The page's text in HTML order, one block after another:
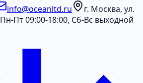
info@oceanltd.ru
г. Москва, ул.
Пн-Пт 09:00-18:00, Сб-Вс выходной